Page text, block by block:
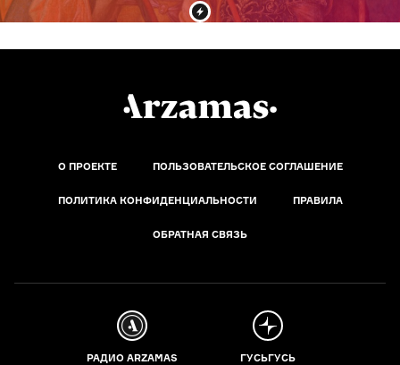
О ПРОЕКТЕ ПОЛЬЗОВАТЕЛЬСКОЕ СОГЛАШЕНИЕ
ПОЛИТИКА КОНФИДЕНЦИАЛЬНОСТИ ПРАВИЛА
ОБРАТНАЯ СВЯЗЬ
РАДИО ARZAMAS ГУСЬГУСЬ